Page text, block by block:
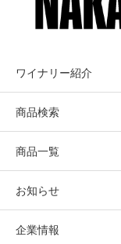
醸造：全房で優し
ステンレスの小樽
香りには白桃、ク
カル系のニュアン
ESTATE
ナパ・ヴァ
けて造る超強
ワイナリー紹介
商品検索
商品一覧
お知らせ
企業情報